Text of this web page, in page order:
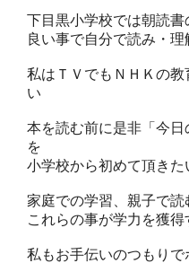
下目黒小学校では朝読
良い事で自分で読み・理
私はＴＶでもＮＨＫの
い
本を読む前に是非「今
を
小学校から初めて頂きた
家庭での学習、親子で読
これらの事が学力を獲
私もお手伝いのつもり